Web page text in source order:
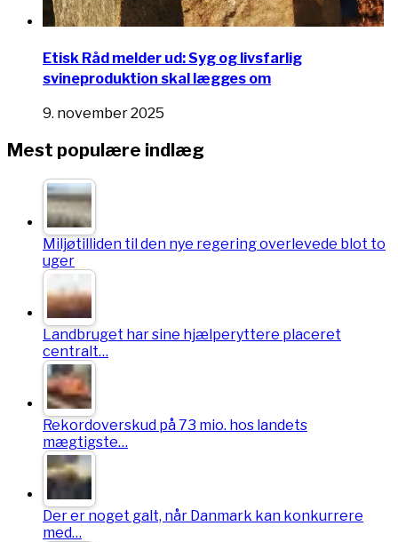
Etisk Råd melder ud: Syg og livsfarlig
svineproduktion skal lægges om
9. november 2025
Mest populære indlæg
Miljøtilliden til den nye regering overlevede blot to
uger
Landbruget har sine hjælperyttere placeret
centralt…
Rekordoverskud på 73 mio. hos landets
mægtigste…
Der er noget galt, når Danmark kan konkurrere
med…